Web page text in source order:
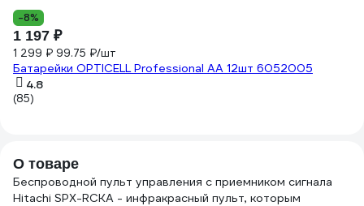
-8%
1 197 ₽
1 299 ₽ 99.75 ₽/шт
Батарейки OPTICELL Professional AA 12шт 6052005
4.8
(85)
О товаре
Беспроводной пульт управления с приемником сигнала
Hitachi SPX-RCKA - инфракрасный пульт, которым